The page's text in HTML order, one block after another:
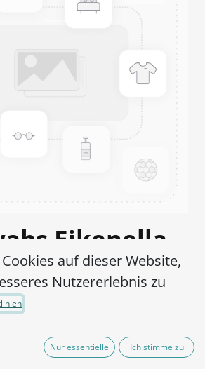
Eikenella
ATCC®
MwSt.
auf dieser Website,
Nutzererlebnis zu
Nur essentielle Ich stimme zu